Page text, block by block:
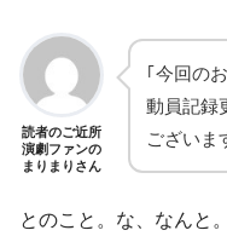
読者のご近所
演劇ファンの
まりまりさん
｢今回の
動員記録
ございま
とのこと。な、なんと